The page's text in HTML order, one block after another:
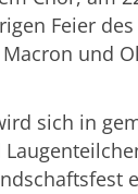
Feier
und
sich in